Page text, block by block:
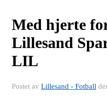
Med hjerte
Lillesand
LIL
Postet av Lillesand - Fotball